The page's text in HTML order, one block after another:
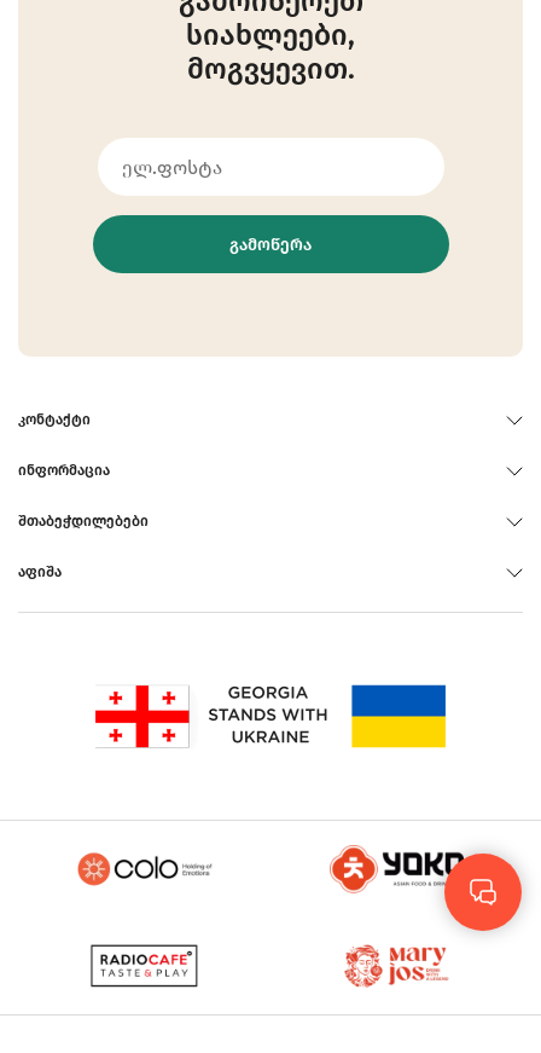
სიახლეები,
მოგვყევით.
ᲒᲐᲛᲝᲬᲔᲠᲐ
ᲙᲝᲜᲢᲐᲥᲢᲘ
ᲘᲜᲤᲝᲠᲛᲐᲪᲘᲐ
ᲨᲗᲐᲑᲔᲭᲓᲘᲚᲔᲑᲔᲑᲘ
ᲐᲤᲘᲨᲐ
Rus